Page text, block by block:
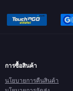
การซื้อสินค้า
นโยบายการคืนสินค้า